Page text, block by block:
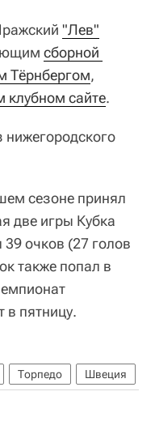
"Лев"
сборной
Тёрнбергом,
клубном сайте.
сезоне принял
две игры Кубка
очков (27 голов
также попал в
в пятницу.
Торпедо Швеция